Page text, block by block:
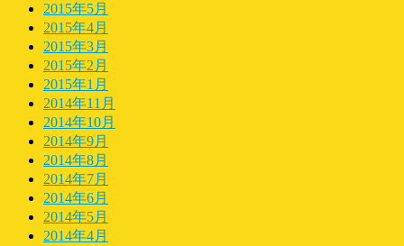
2015年5月
2015年4月
2015年3月
2015年2月
2015年1月
2014年11月
2014年10月
2014年9月
2014年8月
2014年7月
2014年6月
2014年5月
2014年4月